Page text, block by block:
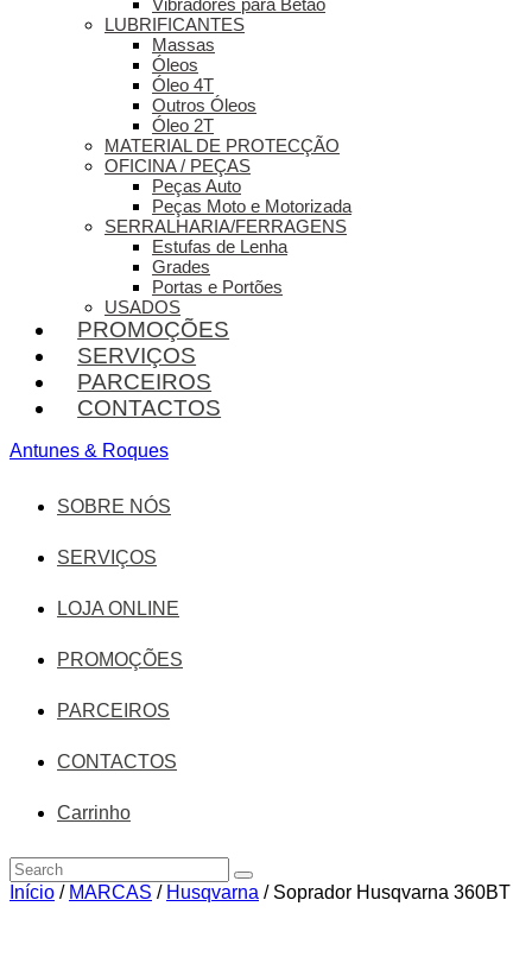
Vibradores para Betão
LUBRIFICANTES
Massas
Óleos
Óleo 4T
Outros Óleos
Óleo 2T
MATERIAL DE PROTECÇÃO
OFICINA / PEÇAS
Peças Auto
Peças Moto e Motorizada
SERRALHARIA/FERRAGENS
Estufas de Lenha
Grades
Portas e Portões
USADOS
PROMOÇÕES
SERVIÇOS
PARCEIROS
CONTACTOS
Antunes & Roques
SOBRE NÓS
SERVIÇOS
LOJA ONLINE
PROMOÇÕES
PARCEIROS
CONTACTOS
Carrinho
Início / MARCAS / Husqvarna / Soprador Husqvarna 360BT